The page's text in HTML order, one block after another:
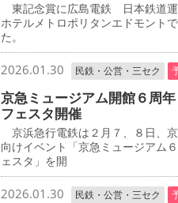
東記念賞に広島電鉄 日本鉄道
ホテルメトロポリタンエドモント
た。
2026.01.30 民鉄・公営・三セク
京急ミュージアム開館６周
フェスタ開催
京浜急行電鉄は２月７、８日、
向けイベント「京急ミュージア
ェスタ」を開
2026.01.30 民鉄・公営・三セク